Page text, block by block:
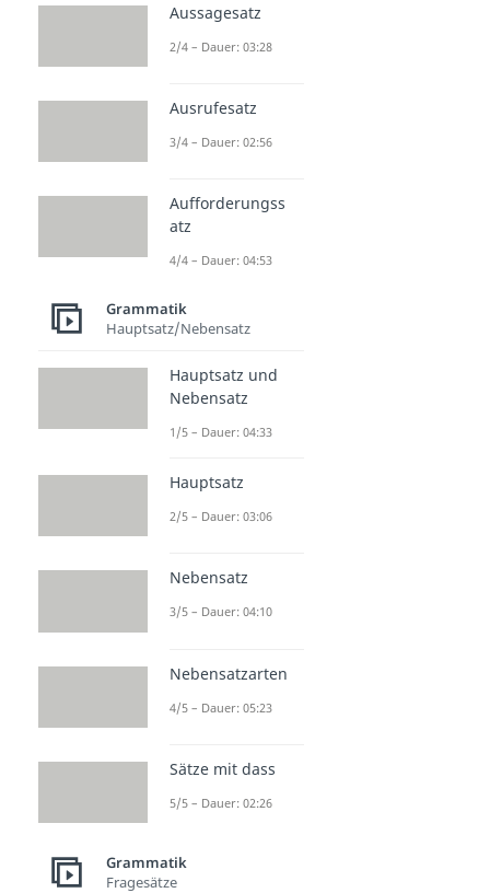
Aussagesatz
2/4 – Dauer: 03:28
Ausrufesatz
3/4 – Dauer: 02:56
Aufforderungss
atz
4/4 – Dauer: 04:53
Grammatik
Hauptsatz/Nebensatz
Hauptsatz und
Nebensatz
1/5 – Dauer: 04:33
Hauptsatz
2/5 – Dauer: 03:06
Nebensatz
3/5 – Dauer: 04:10
Nebensatzarten
4/5 – Dauer: 05:23
Sätze mit dass
5/5 – Dauer: 02:26
Grammatik
Fragesätze